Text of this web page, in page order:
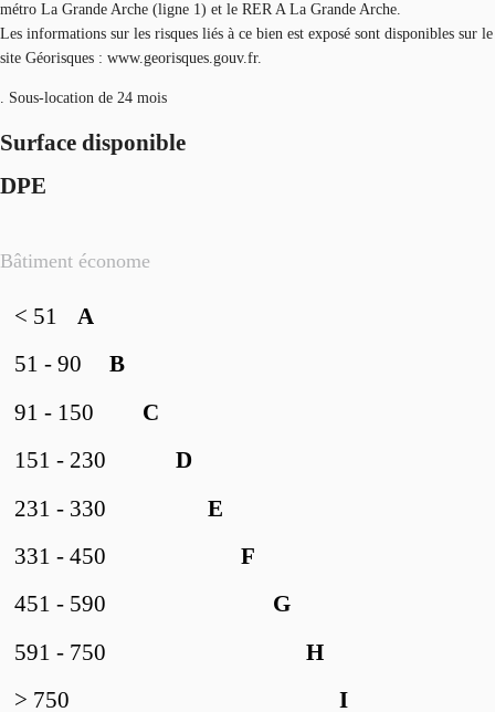
métro La Grande Arche (ligne 1) et le RER A La Grande Arche.
Les informations sur les risques liés à ce bien est exposé sont disponibles sur le
site Géorisques : www.georisques.gouv.fr.
. Sous-location de 24 mois
Surface disponible
DPE
Bâtiment économe
A
< 51
B
51 - 90
C
91 - 150
D
151 - 230
E
231 - 330
F
331 - 450
G
451 - 590
H
591 - 750
I
> 750